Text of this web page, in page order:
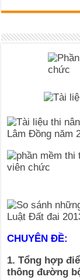
CHUYÊN ĐỀ:
1. Tổng hợp
thông đường